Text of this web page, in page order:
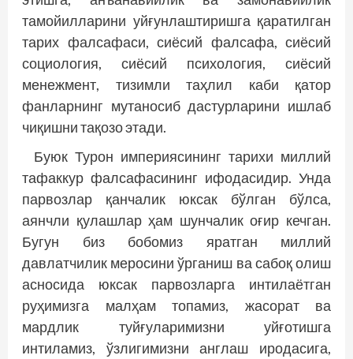
тамойилларини уйғунлаштиришга қаратилган
тарих фалсафаси, сиёсий фалсафа, сиёсий
социология, сиёсий психология, сиёсий
менежмент, тизимли таҳлил каби қатор
фанларнинг мутаносиб дастурларини ишлаб
чиқишни тақозо этади.
Буюк Турон империясининг тарихи миллий
тафаккур фалсафасининг ифодасидир. Унда
парвозлар қанчалик юксак бўлган бўлса,
аянчли қулашлар ҳам шунчалик оғир кечган.
Бугун биз бобомиз яратган миллий
давлатчилик меросини ўрганиш ва сабоқ олиш
асносида юксак парвозларга интилаётган
руҳимизга малҳам топамиз, жасорат ва
мардлик туйғуларимизни уйғотишга
интиламиз, ўзлигимизни англаш иродасига,